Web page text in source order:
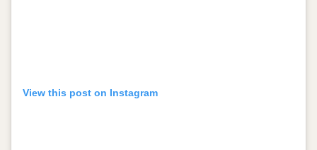
View this post on Instagram